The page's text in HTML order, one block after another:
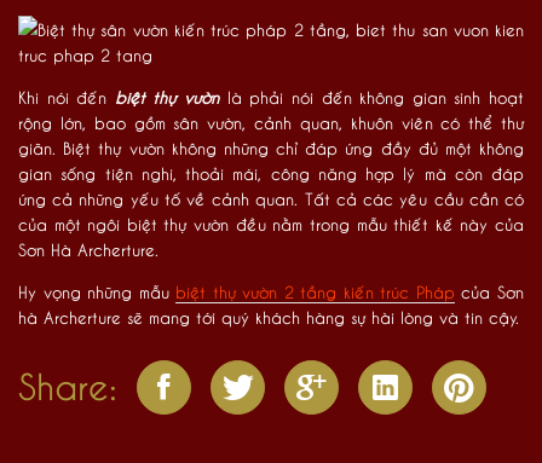
Khi nói đến biệt thự vườnlà phải nói đến không gian sinh hoạt
rộng lớn, bao gồm sân vườn, cảnh quan, khuôn viên có thể thư
giãn. Biệt thự vườn không những chỉ đáp ứng đầy đủ một không
gian sống tiện nghi, thoải mái, công năng hợp lý mà còn đáp
ứng cả những yếu tố về cảnh quan. Tất cả các yêu cầu cần có
của một ngôi biệt thự vườn đều nằm trong mẫu thiết kế này của
Sơn Hà Archerture.
Hy vọng những mẫu biệt thự vườn 2 tầng kiến trúc Pháp của Sơn
hà Archerture sẽ mang tới quý khách hàng sự hài lòng và tin cậy.
Share: